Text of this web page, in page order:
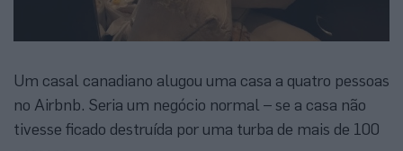
Um casal canadiano alugou uma casa a quatro pessoas
no Airbnb. Seria um negócio normal – se a casa não
tivesse ficado destruída por uma turba de mais de 100